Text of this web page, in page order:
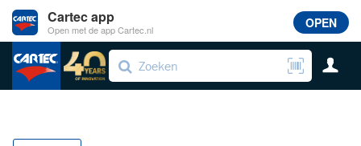
Cartec app
Open met de app Cartec.nl OPEN